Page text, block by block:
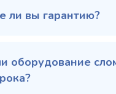
ли вы гарантию?
оборудование